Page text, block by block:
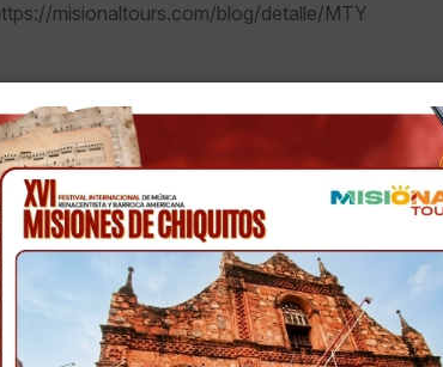
misionaltours.com/blog/detalle/MTY